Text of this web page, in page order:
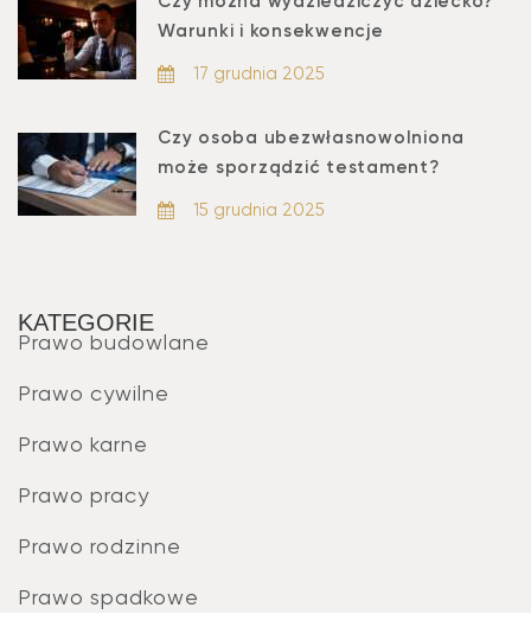
Warunki i konsekwencje
17 grudnia 2025
Czy osoba ubezwłasnowolniona
może sporządzić testament?
15 grudnia 2025
KATEGORIE
Prawo budowlane
Prawo cywilne
Prawo karne
Prawo pracy
Prawo rodzinne
Prawo spadkowe